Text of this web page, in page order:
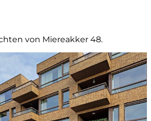
von Miereakker 48.